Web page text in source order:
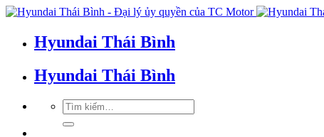
Hyundai Thái Bình
Hyundai Thái Bình